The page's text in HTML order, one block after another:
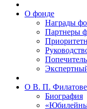
О фонде
Награды
Партнеры
О В. П. Филатове
Биография